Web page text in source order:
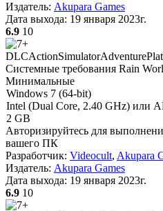
Издатель: Akupara Games
Дата выхода: 19 января 2023г.
6.9 10
DLCActionSimulatorAdventure
Системные требования Rain
Минимальные
Windows 7 (64-bit)
Intel (Dual Core, 2.40 GHz) или
2 GB
Авторизируйтесь для
вашего ПК
Разработчик: Videocult, Akupara
Издатель: Akupara Games
Дата выхода: 19 января 2023г.
6.9 10